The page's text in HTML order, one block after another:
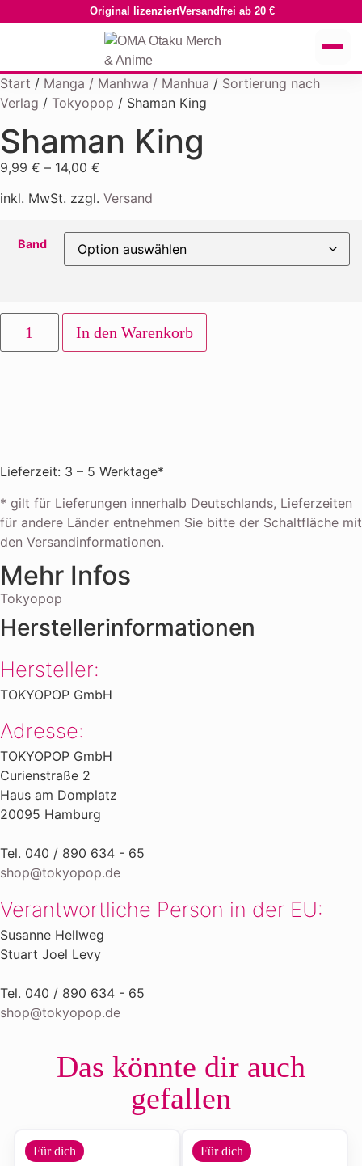
Original lizenziertVersandfrei ab 20 €
Start / Manga / Manhwa / Manhua / Sortierung nach
Verlag / Tokyopop / Shaman King
Shaman King
9,99 € – 14,00 €
inkl. MwSt. zzgl. Versand
Band
In den Warenkorb
Lieferzeit: 3 – 5 Werktage*
* gilt für Lieferungen innerhalb Deutschlands, Lieferzeiten
für andere Länder entnehmen Sie bitte der Schaltfläche mit
den Versandinformationen.
Mehr Infos
Tokyopop
Herstellerinformationen
Hersteller:
TOKYOPOP GmbH
Adresse:
TOKYOPOP GmbH
Curienstraße 2
Haus am Domplatz
20095 Hamburg
Tel. 040 / 890 634 - 65
shop@tokyopop.de
Verantwortliche Person in der EU:
Susanne Hellweg​
Stuart Joel Levy
Tel. 040 / 890 634 - 65
shop@tokyopop.de
Das könnte dir auch
gefallen
Für dich Für dich